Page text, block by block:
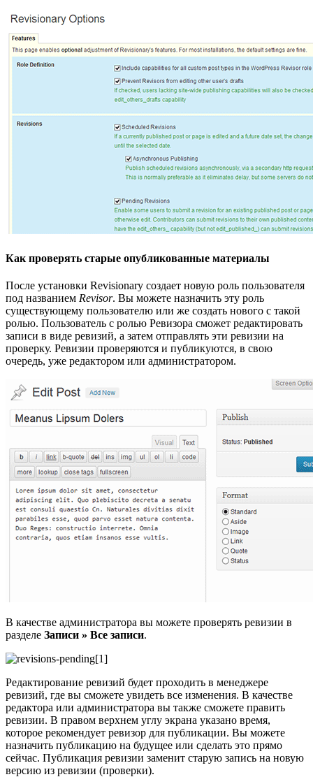
Как проверять старые опубликованные материалы
После установки Revisionary создает новую роль пользователя
под названием Revisor. Вы можете назначить эту роль
существующему пользователю или же создать нового с такой
ролью. Пользователь с ролью Ревизора сможет редактировать
записи в виде ревизий, а затем отправлять эти ревизии на
проверку. Ревизии проверяются и публикуются, в свою
очередь, уже редактором или администратором.
В качестве администратора вы можете проверять ревизии в
разделе Записи » Все записи.
Редактирование ревизий будет проходить в менеджере
ревизий, где вы сможете увидеть все изменения. В качестве
редактора или администратора вы также сможете править
ревизии. В правом верхнем углу экрана указано время,
которое рекомендует ревизор для публикации. Вы можете
назначить публикацию на будущее или сделать это прямо
сейчас. Публикация ревизии заменит старую запись на новую
версию из ревизии (проверки).